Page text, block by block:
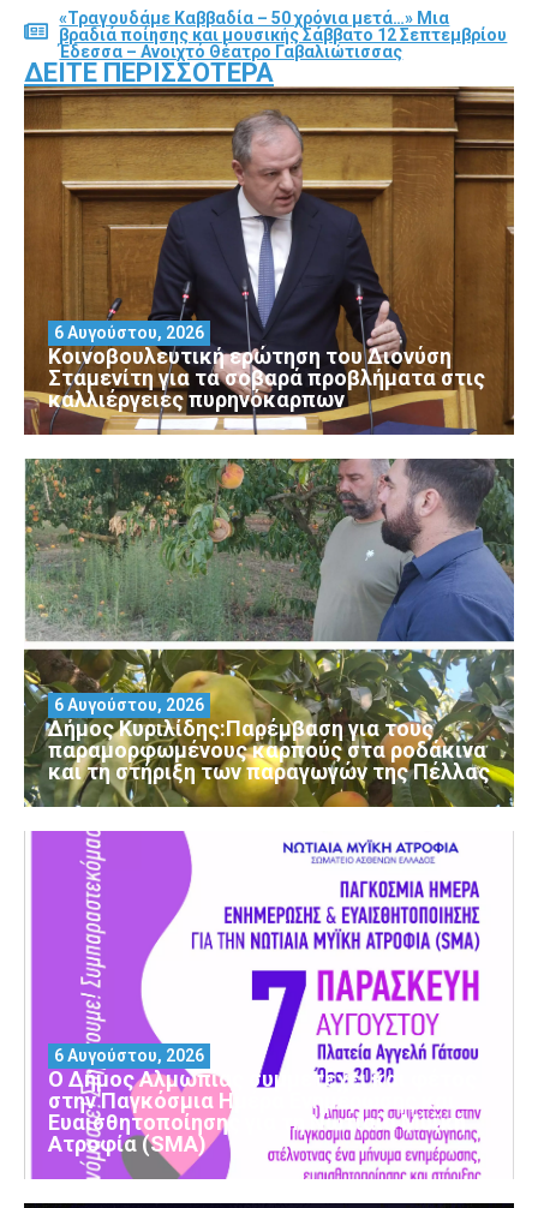
«Τραγουδάμε Καββαδία – 50 χρόνια μετά…» Μια
βραδιά ποίησης και μουσικής Σάββατο 12 Σεπτεμβρίου
Έδεσσα – Ανοιχτό Θέατρο Γαβαλιώτισσας
ΔΕΊΤΕ ΠΕΡΙΣΣΌΤΕΡΑ
Κοινοβουλευτική ερώτηση του Διονύση
Σταμενίτη για τα σοβαρά προβλήματα στις
καλλιέργειες πυρηνόκαρπων
6 Αυγούστου, 2026
Δήμος Κυριλίδης:Παρέμβαση για τους
παραμορφωμένους καρπούς στα ροδάκινα
και τη στήριξη των παραγωγών της Πέλλας
6 Αυγούστου, 2026
Ο Δήμος Αλμωπίας συμμετέχει και φέτος
στην Παγκόσμια Ημέρα Ενημέρωσης και
Ευαισθητοποίησης για τη Νωτιαία Μυϊκή
Ατροφία (SMA)
6 Αυγούστου, 2026